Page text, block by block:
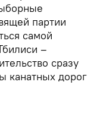
партии
самой
–
сразу
канатных дорог